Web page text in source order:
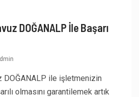
DOĞANALP İle Başarı
DOĞANALP ile işletmenizin
olmasını garantilemek artık